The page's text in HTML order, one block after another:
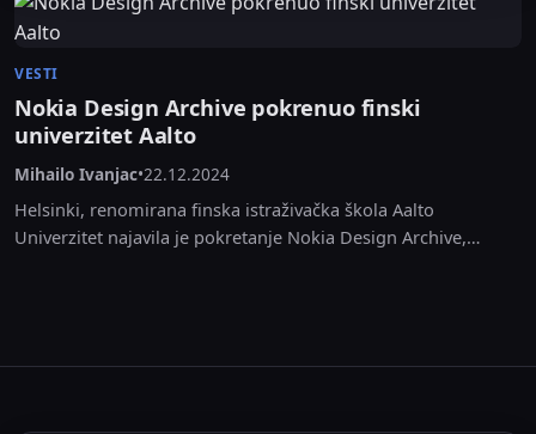
VESTI
Nokia Design Archive pokrenuo finski
univerzitet Aalto
Mihailo Ivanjac•22.12.2024
Helsinki, renomirana finska istraživačka škola Aalto
Univerzitet najavila je pokretanje Nokia Design Archive,